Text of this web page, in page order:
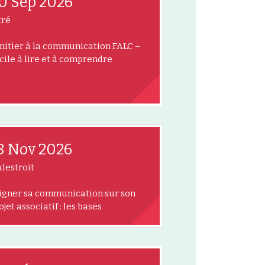
à la communication FALC –
à lire et à comprendre
Nov 2026
sa communication sur son
associatif : les bases